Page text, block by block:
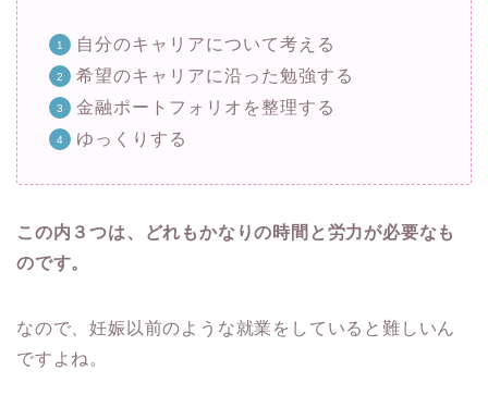
自分のキャリアについて考える
希望のキャリアに沿った勉強する
金融ポートフォリオを整理する
ゆっくりする
この内３つは、どれもかなりの時間と労力が必要なも
のです。
なので、妊娠以前のような就業をしていると難しいん
ですよね。